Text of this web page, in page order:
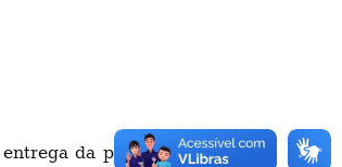
da plataforma e com